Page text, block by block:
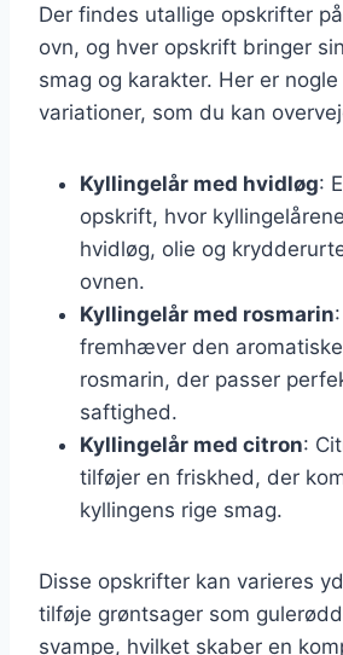
Der findes utallige opskrifter
ovn, og hver opskrift bringer
smag og karakter. Her er
variationer, som du kan
Kyllingelår med hvidløg:
opskrift, hvor
hvidløg, olie og
ovnen.
Kyllingelår med rosmarin
fremhæver den
rosmarin, der passer
saftighed.
Kyllingelår med citron:
tilføjer en friskhed, der
kyllingens rige smag.
Disse opskrifter kan varieres
tilføje grøntsager som
svampe, hvilket skaber en